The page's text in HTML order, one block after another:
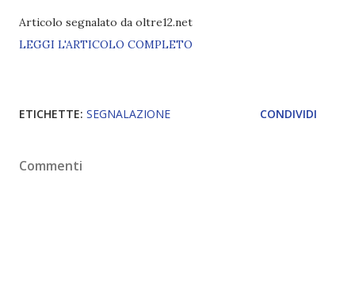
Articolo segnalato da oltre12.net
LEGGI L'ARTICOLO COMPLETO
ETICHETTE: SEGNALAZIONE CONDIVIDI
Commenti